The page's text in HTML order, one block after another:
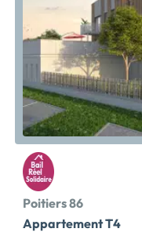
Poitiers 86
Appartement T4